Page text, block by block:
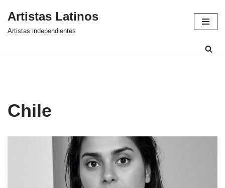
Saltar
Artistas Latinos
Artistas independientes
Chile